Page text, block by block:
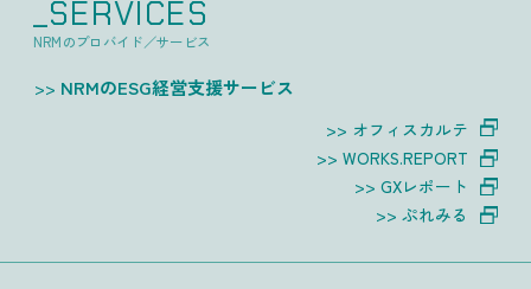
_SERVICES
NRMのプロバイド／サービス
NRMのESG経営支援サービス
オフィスカルテ
WORKS.REPORT
GXレポート
ぷれみる